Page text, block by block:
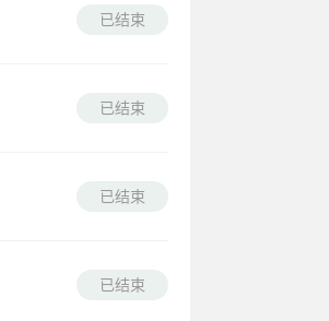
已结束
已结束
已结束
已结束